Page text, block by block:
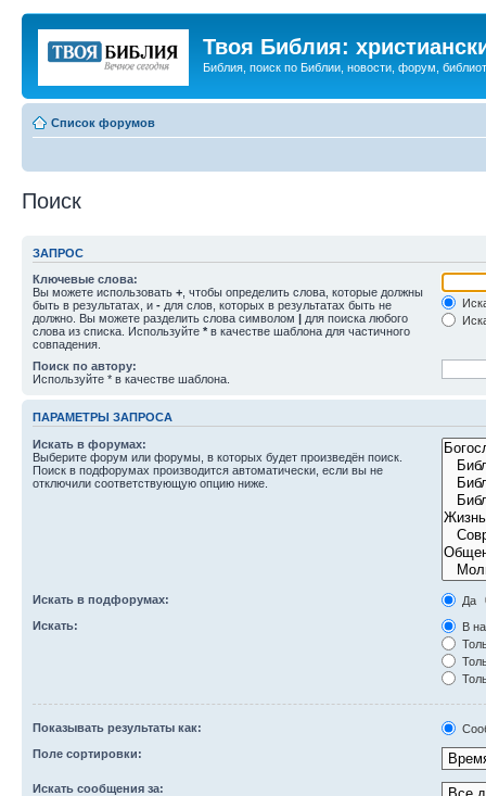
Твоя Библия:
Библия, поиск по Библии, новости, форум,
Список форумов
Поиск
ЗАПРОС
Ключевые слова:
Вы можете использовать + , чтобы определить слова, которые должны
быть в результатах, и - для слов, которых в результатах быть не
должно. Вы можете разделить слова символом | для поиска любого
слова из списка. Используйте * в качестве шаблона для частичного
совпадения.
Поиск по автору:
Используйте * в качестве шаблона.
ПАРАМЕТРЫ ЗАПРОСА
Искать в форумах:
Выберите форум или форумы, в которых будет произведён поиск.
Поиск в подфорумах производится автоматически, если вы не
отключили соответствующую опцию ниже.
Искать в подфорумах:
Да
Искать:
В
Показывать результаты как:
Поле сортировки:
Искать сообщения за: